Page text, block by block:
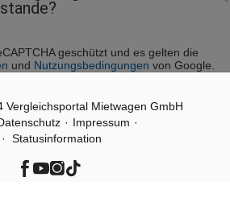
geschützt und es gelten die
und Nutzungsbedingungen von Google.
Vergleichsportal Mietwagen GmbH
Impressum
· Statusinformation